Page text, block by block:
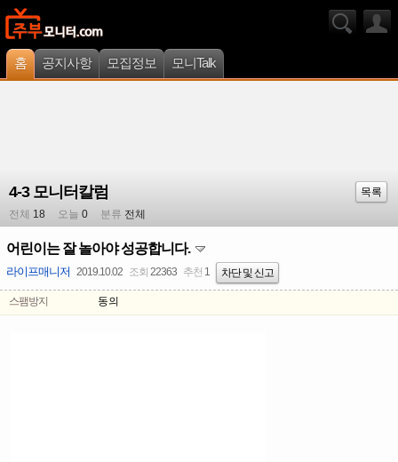
홈 공지사항 모집정보 모니Talk
4-3 모니터칼럼
목록
전체 18 오늘 0 분류 전체
어린이는 잘 놀아야 성공합니다.
라이프매니저 2019.10.02 조회 22363 추천 1 차단 및 신고
스팸방지 동의